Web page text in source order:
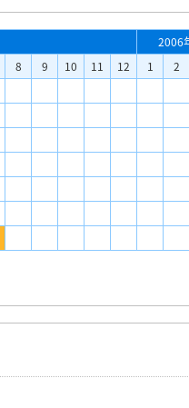
2006
8 9 10 11 12 1 2